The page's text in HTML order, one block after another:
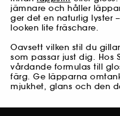
jämnare och håller
ger det en naturlig lyster
looken lite fräschare.
Oavsett vilken stil du
som passar just dig. Hos
vårdande formulas till
färg. Ge läpparna
mjukhet, glans och den